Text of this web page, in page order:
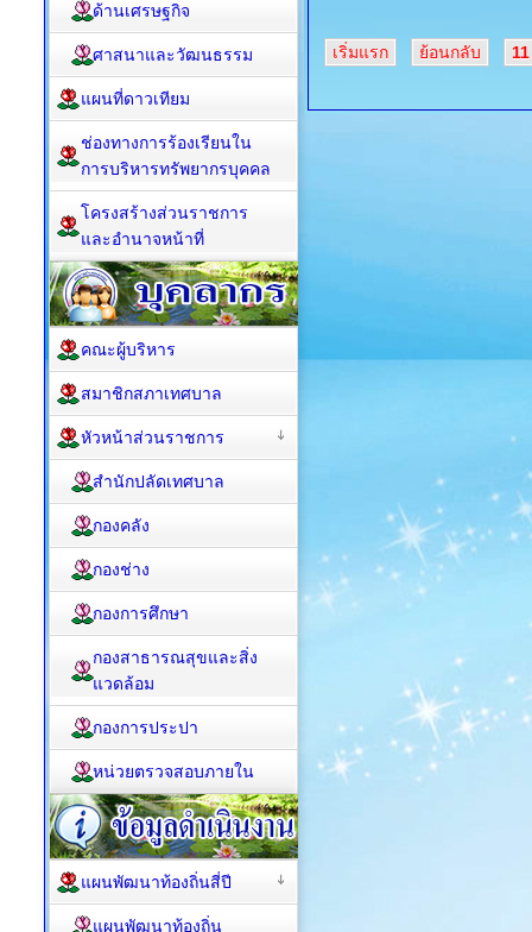
เริ่มแรก ย้อนกลับ 11
ด้านเศรษฐกิจ
ศาสนาและวัฒนธรรม
แผนที่ดาวเทียม
ช่องทางการร้องเรียนใน
การบริหารทรัพยากรบุคคล
โครงสร้างส่วนราชการ
และอำนาจหน้าที่
คณะผู้บริหาร
สมาชิกสภาเทศบาล
หัวหน้าส่วนราชการ
สำนักปลัดเทศบาล
กองคลัง
กองช่าง
กองการศึกษา
กองสาธารณสุขและสิ่ง
แวดล้อม
กองการประปา
หน่วยตรวจสอบภายใน
แผนพัฒนาท้องถิ่นสี่ปี
แผนพัฒนาท้องถิ่น